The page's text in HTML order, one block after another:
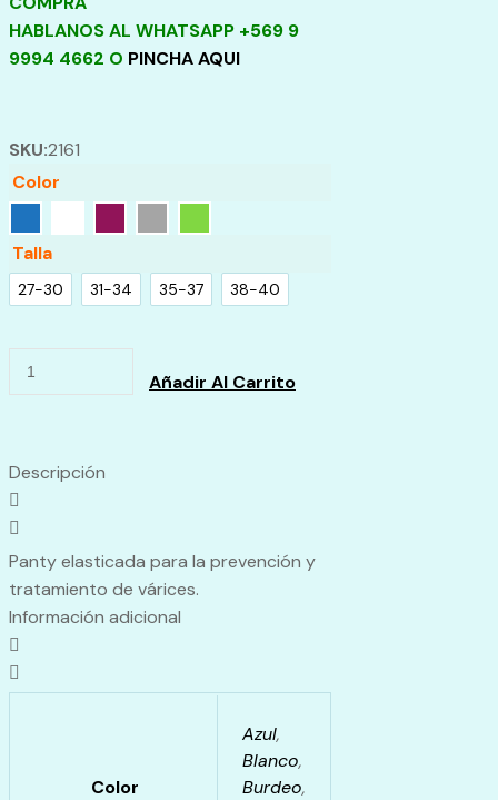
HABLANOS AL WHATSAPP +569 9
9994 4662 O PINCHA AQUI
SKU:2161
Color
Talla
27-30 31-34 35-37 38-40
Pack
Largo
Liso
Caffarena
quantity
Añadir Al Carrito
Descripción
Panty elasticada para la prevención y
tratamiento de várices.
Información adicional
Color
Azul,
Blanco,
Burdeo,